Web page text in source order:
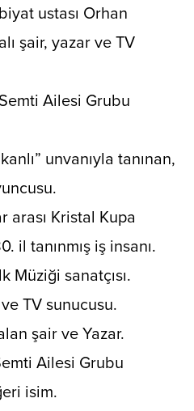
ustası Orhan
şair, yazar ve TV
Ailesi Grubu
unvanıyla tanınan,
arası Kristal Kupa
il tanınmış iş insanı.
Müziği sanatçısı.
TV sunucusu.
şair ve Yazar.
Ailesi Grubu
isim.